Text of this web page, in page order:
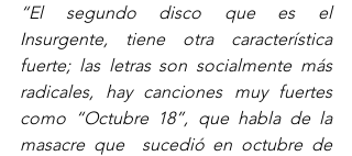
“El segundo disco que es el
Insurgente, tiene otra característica
fuerte; las letras son socialmente más
radicales, hay canciones muy fuertes
como “Octubre 18”, que habla de la
masacre que  sucedió en octubre de